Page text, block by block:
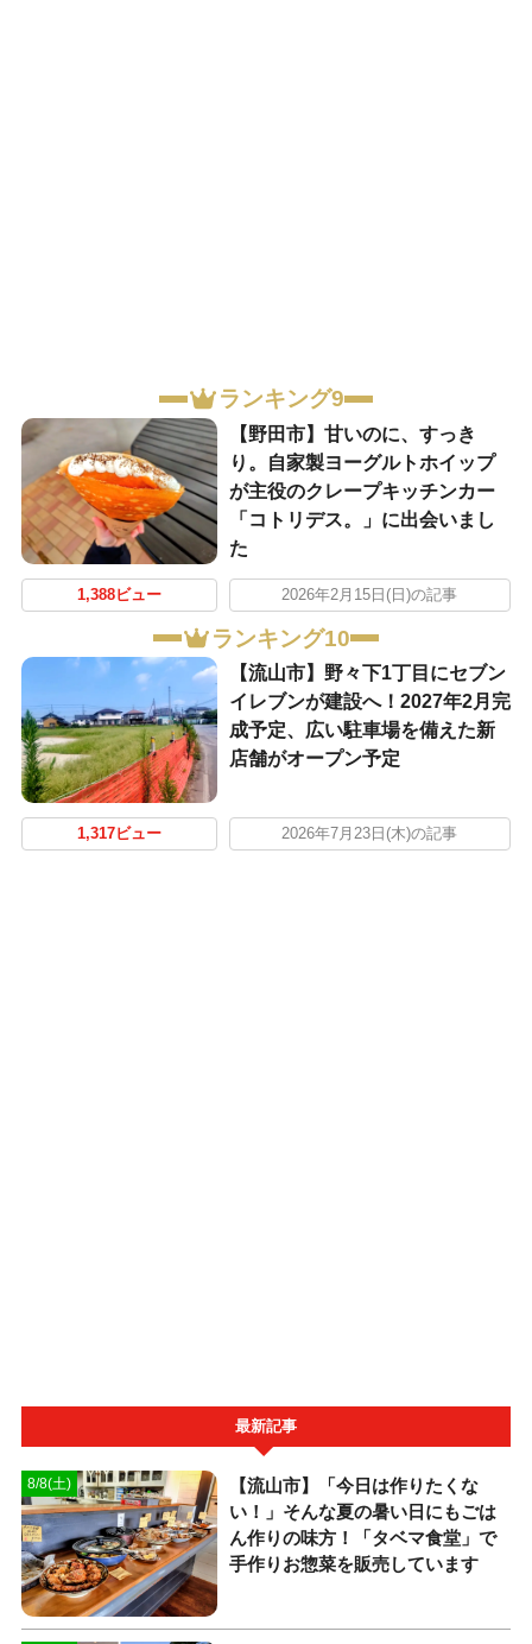
ランキング9
【野田市】甘いのに、すっき
り。自家製ヨーグルトホイップ
が主役のクレープキッチンカー
「コトリデス。」に出会いまし
た
1,388ビュー 2026年2月15日(日)の記事
ランキング10
【流山市】野々下1丁目にセブン
イレブンが建設へ！2027年2月完
成予定、広い駐車場を備えた新
店舗がオープン予定
1,317ビュー 2026年7月23日(木)の記事
最新記事
8/8(土)
【流山市】「今日は作りたくな
い！」そんな夏の暑い日にもごは
ん作りの味方！「タベマ食堂」で
手作りお惣菜を販売しています